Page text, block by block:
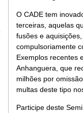
O CADE tem
terceiras, aquelas
fusões e
compulsoriamente
Exemplos recentes
Anhanguera, que
milhões por
multas deste tipo
Participe deste